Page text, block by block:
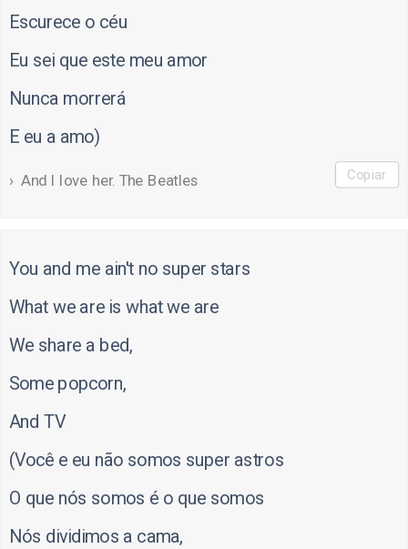
Escurece o céu
Eu sei que este meu amor
Nunca morrerá
E eu a amo)
And I love her. The Beatles Copiar
You and me ain't no super stars
What we are is what we are
We share a bed,
Some popcorn,
And TV
(Você e eu não somos super astros
O que nós somos é o que somos
Nós dividimos a cama,